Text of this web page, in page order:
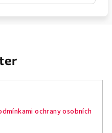
ochrany osobních